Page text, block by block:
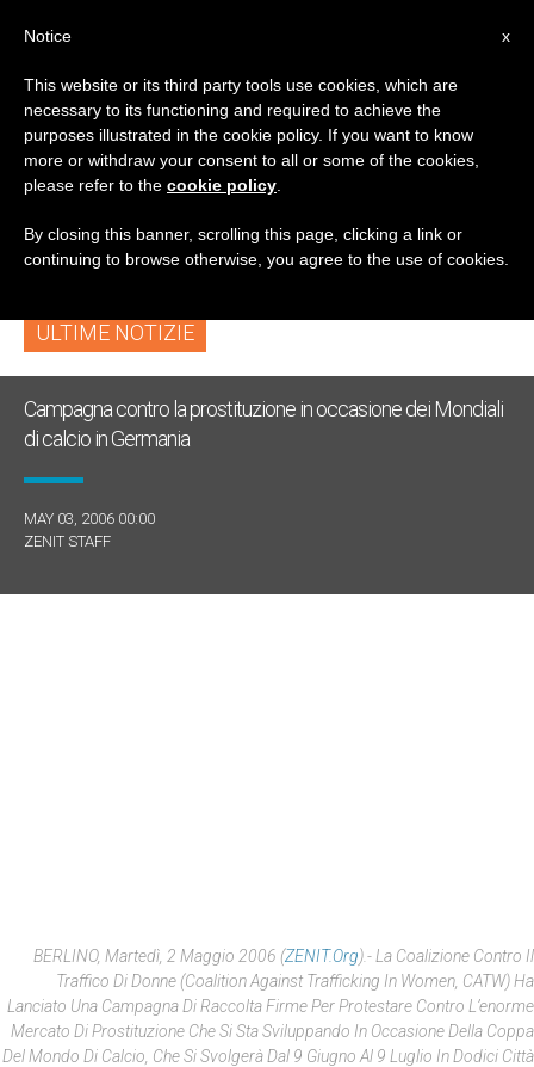
TAG
Posts Tagged ‘lluis
Martinez Sistach’
ULTIME NOTIZIE
Campagna contro la prostituzione in occasione dei Mondiali
di calcio in Germania
MAY 03, 2006 00:00
ZENIT STAFF
BERLINO, Martedì, 2 Maggio 2006 (ZENIT.org).- La Coalizione Contro Il
Traffico Di Donne (Coalition Against Trafficking In Women , CATW) Ha
Lanciato Una Campagna Di Raccolta Firme Per Protestare Contro L’enorme
Mercato Di Prostituzione Che Si Sta Sviluppando In Occasione Della Coppa
Del Mondo Di Calcio, Che Si Svolgerà Dal 9 Giugno Al 9 Luglio In Dodici Città
x
Notice
This website or its third party tools use cookies, which are
necessary to its functioning and required to achieve the
purposes illustrated in the cookie policy. If you want to know
more or withdraw your consent to all or some of the cookies,
please refer to the cookie policy
By closing this banner, scrolling this page, clicking a link or
continuing to browse otherwise, you agree to the use of cookies.